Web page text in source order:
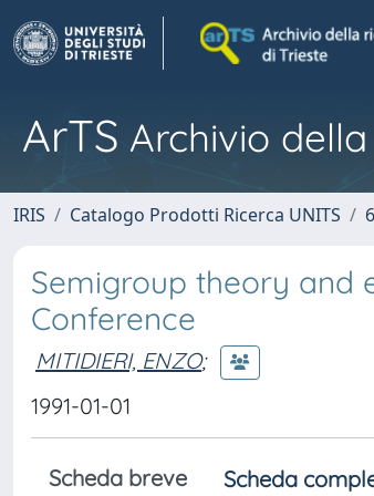
ArTS Archivio
IRIS Catalogo Prodotti Ricerca UNITS
Semigroup theory and
Conference
MITIDIERI, ENZO;
1991-01-01
Scheda breve Scheda